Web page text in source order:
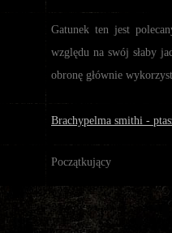
Gatunek ten jest
względu na swój słaby
obronę głównie
Brachypelma smithi -
Początkujący